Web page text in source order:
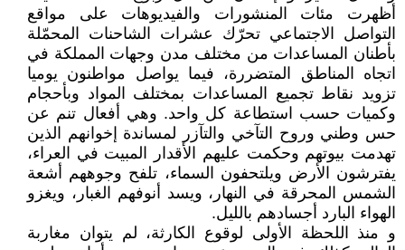
أظهرت مئات المنشورات والفيديوهات على مواقع
التواصل الاجتماعي تحرّك عشرات الشاحنات المحمّلة
بأطنان المساعدات من مختلف مدن وجهات المملكة في
اتجاه المناطق المتضررة، فيما يواصل مواطنون يوميا
تزويد نقاط تجميع المساعدات بمختلف المواد وبأحجام
وكميات حسب استطاعة كل واحد. وهي أفعال تنم عن
حس وطني وروح التآخي والتآزر لمساندة إخوانهم الذين
تهدمت بيوتهم وحكمت عليهم الأقدار المبيت في العراء،
يفترشون الأرض ويلتحفون السماء، تلفح وجوههم أشعة
الشمس المحرقة في النهار، ويسد أنوفهم الغبار، ويغزو
الهواء البارد أجسادهم بالليل.
و منذ اللحظة الأولى لوقوع الكارثة، لم يتوان مغاربة